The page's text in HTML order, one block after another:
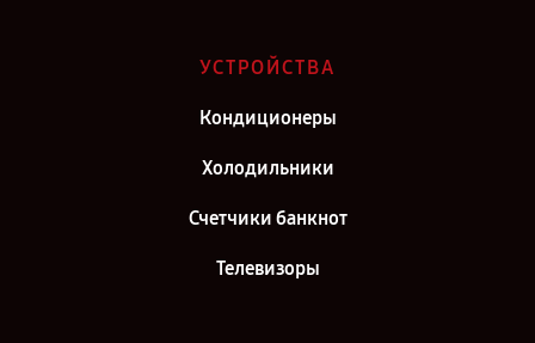
Ремонт холодильника Hitachi R-BG410PUC6GPW в г. Саратов
Ремонт холодильника Hitachi R-BG410PUC6GPW в г. Самара
Петербург
УСТРОЙСТВА
Кондиционеры
Холодильники
Счетчики банкнот
Телевизоры